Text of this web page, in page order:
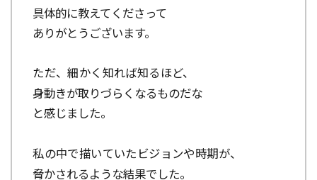
具体的に教えてくださって
ありがとうございます。
ただ、細かく知れば知るほど、
身動きが取りづらくなるものだな
と感じました。
私の中で描いていたビジョンや時期が、
脅かされるような結果でした。